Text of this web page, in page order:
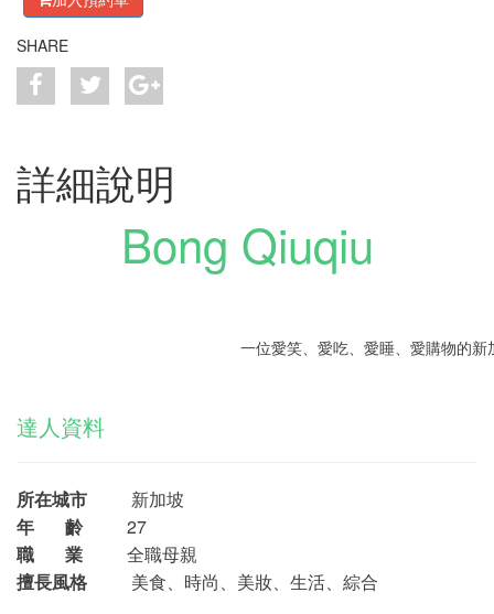
SHARE
詳細說明
Bong Qiuqiu
一位愛笑、愛吃、愛睡、愛購物的新
達人資料
所在城市 新加坡
年 齡27
職 業 全職母親
擅長風格 美食、時尚、美妝、生活、綜合